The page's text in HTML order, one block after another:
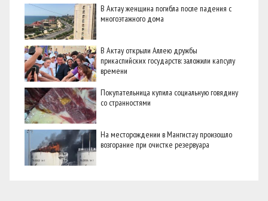
В Актау женщина погибла после падения с
многоэтажного дома
В Актау открыли Аллею дружбы
прикаспийских государств: заложили капсулу
времени
Покупательница купила социальную говядину
со странностями
На месторождении в Мангистау произошло
возгорание при очистке резервуара